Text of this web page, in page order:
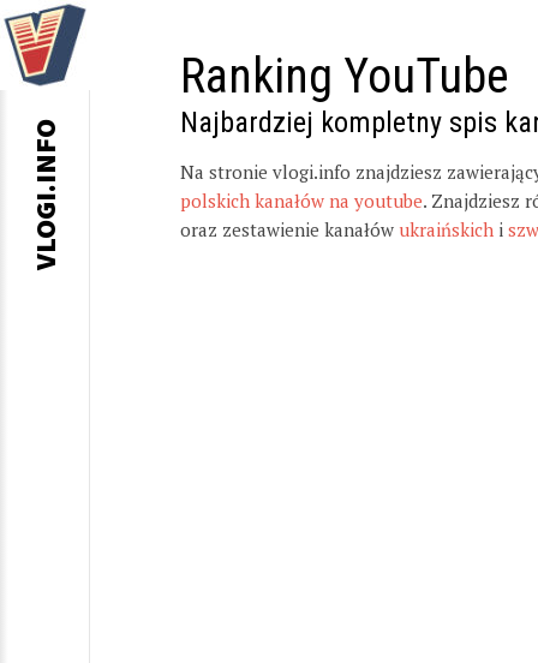
Ranking YouTube
Najbardziej kompletny spis
Na stronie vlogi.info znajdziesz
polskich kanałów na youtube. Znajdziesz
oraz zestawienie kanałów ukraińskich i
VLOGI.INFO